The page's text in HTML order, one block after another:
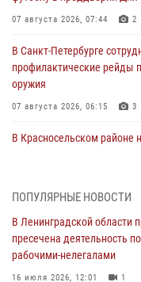
07 августа 2026, 07:44 2
В Санкт-Петербурге
профилактические рейды
оружия
07 августа 2026, 06:15 3
В Красносельском районе
06 августа 2026, 13:39 1
В Центральном районе
хулигана, стрелявшего из
домами
ПОПУЛЯРНЫЕ НОВОСТИ
В Ленинградской области
пресечена деятельность
рабочими-нелегалами
16 июля 2026, 12:01 1